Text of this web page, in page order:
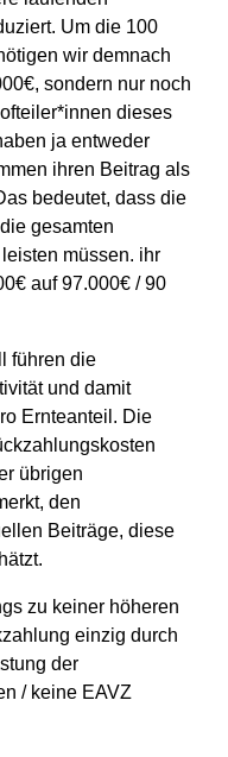
Um die 100
wir demnach
sondern nur noch
dieses
ja entweder
ihren Beitrag als
bedeutet, dass die
gesamten
müssen. ihr
auf 97.000€ / 90
führen die
und damit
Ernteanteil. Die
übrigen
den
Beiträge, diese
zu keiner höheren
einzig durch
der
/ keine EAVZ